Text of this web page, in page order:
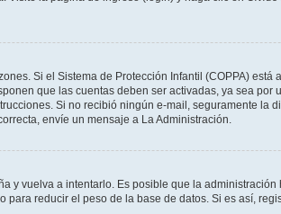
Si el Sistema de Protección Infantil (COPPA)
que las cuentas deben ser activadas, ya sea
Si no recibió ningún e-mail, seguramente la
envíe un mensaje a La Administración.
y vuelva a intentarlo. Es posible que la
reducir el peso de la base de datos. Si es así,